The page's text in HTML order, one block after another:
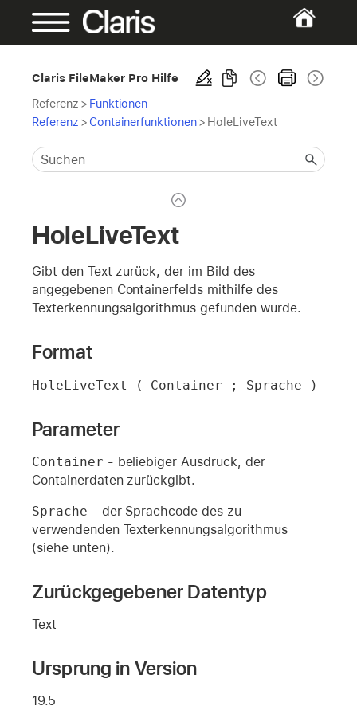
Claris FileMaker Pro Hilfe
Referenz > Funktionen-
Referenz > Containerfunktionen> HoleLiveText
HoleLiveText
Gibt den Text zurück, der im Bild des
angegebenen Containerfelds mithilfe des
Texterkennungsalgorithmus gefunden wurde.
Format
HoleLiveText ( Container ; Sprache )
Parameter
Container - beliebiger Ausdruck, der
Containerdaten zurückgibt.
Sprache - der Sprachcode des zu
verwendenden Texterkennungsalgorithmus
(siehe unten).
Zurückgegebener Datentyp
Text
Ursprung in Version
19.5